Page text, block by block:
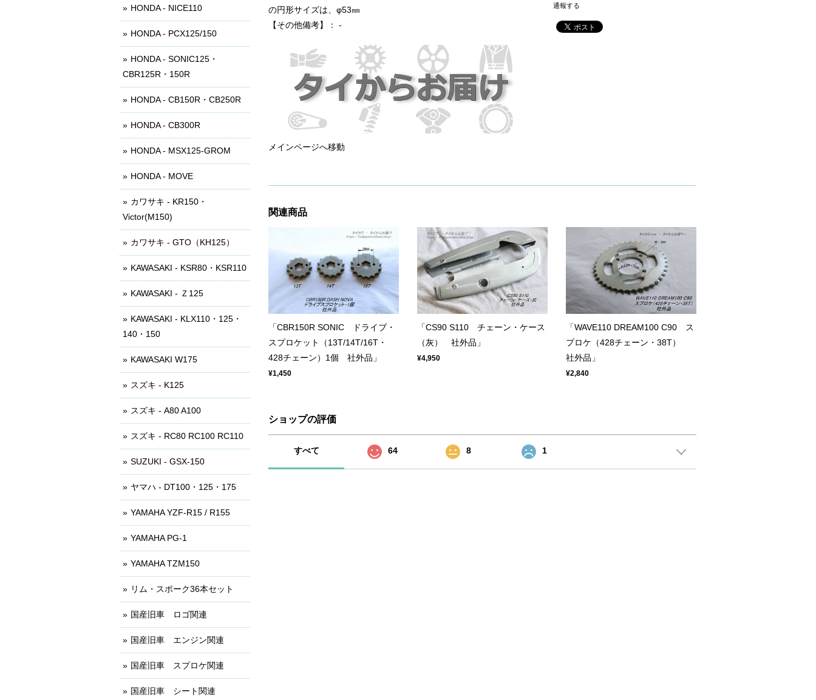
の円形サイズは、φ53㎜
【その他備考】： -
メインページへ移動
通報する
関連商品
「CBR150R SONIC ドライブ・
スプロケット（13T/14T/16T・
428チェーン）1個 社外品」
¥1,450
「CS90 S110 チェーン・ケース
（灰） 社外品」
¥4,950
「WAVE110 DREAM100 C90 ス
プロケ（428チェーン・38T）
社外品」
¥2,840
ショップの評価
すべて 64 8 1
HONDA - NICE110
HONDA - PCX125/150
HONDA - SONIC125・
CBR125R・150R
HONDA - CB150R・CB250R
HONDA - CB300R
HONDA - MSX125-GROM
HONDA - MOVE
カワサキ - KR150・
Victor(M150)
カワサキ - GTO（KH125）
KAWASAKI - KSR80・KSR110
KAWASAKI - Ｚ125
KAWASAKI - KLX110・125・
140・150
KAWASAKI W175
スズキ - K125
スズキ - A80 A100
スズキ - RC80 RC100 RC110
SUZUKI - GSX-150
ヤマハ - DT100・125・175
YAMAHA YZF-R15 / R155
YAMAHA PG-1
YAMAHA TZM150
リム・スポーク36本セット
国産旧車 ロゴ関連
国産旧車 エンジン関連
国産旧車 スプロケ関連
国産旧車 シート関連